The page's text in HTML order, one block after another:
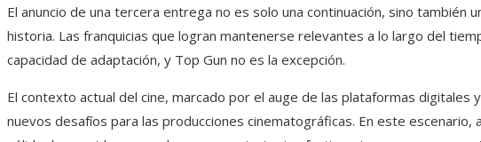
El anuncio de una tercera entrega no es solo una continuación, sino también
historia. Las franquicias que logran mantenerse relevantes a lo largo del
capacidad de adaptación, y Top Gun no es la excepción.
El contexto actual del cine, marcado por el auge de las plataformas digitales
nuevos desafíos para las producciones cinematográficas. En este escenario,